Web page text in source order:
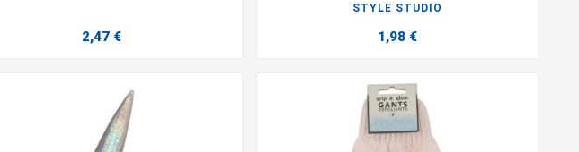
2,47 €
STYLE STUDIO
1,98 €